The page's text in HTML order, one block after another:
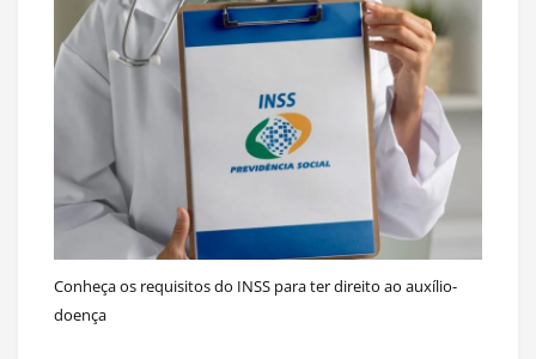
Conheça os requisitos do INSS para ter direito ao auxílio-
doença